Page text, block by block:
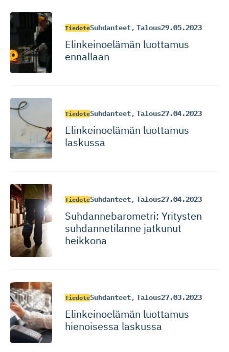
TiedoteSuhdanteet, Talous29.05.2023
Elinkeinoelämän luottamus
ennallaan
TiedoteSuhdanteet, Talous27.04.2023
Elinkeinoelämän luottamus
laskussa
TiedoteSuhdanteet, Talous27.04.2023
Suhdanneba­ro­metri: Yritysten
suhdannetilanne jatkunut
heikkona
TiedoteSuhdanteet, Talous27.03.2023
Elinkeinoelämän luottamus
hienoisessa laskussa